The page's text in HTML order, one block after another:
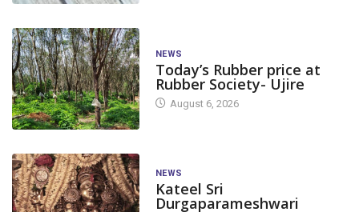
NEWS
Today’s Rubber price at
Rubber Society- Ujire
August 6, 2026
NEWS
Kateel Sri
Durgaparameshwari